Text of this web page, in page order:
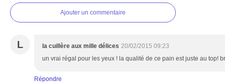
Ajouter un commentaire
L la cuillère aux mille délices 20/02/2015 09:23
un vrai régal pour les yeux ! la qualité de ce pain est juste au top!
Répondre